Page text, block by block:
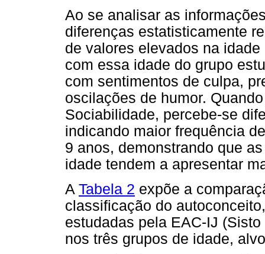
Ao se analisar as
diferenças estatisticamente
de valores elevados na
com essa idade do grupo
com sentimentos de culpa,
oscilações de humor.
Sociabilidade, percebe-se
indicando maior frequência
9 anos, demonstrando que
idade tendem a apresentar
A Tabela 2 expõe a
classificação do
estudadas pela EAC-IJ
nos três grupos de idade,